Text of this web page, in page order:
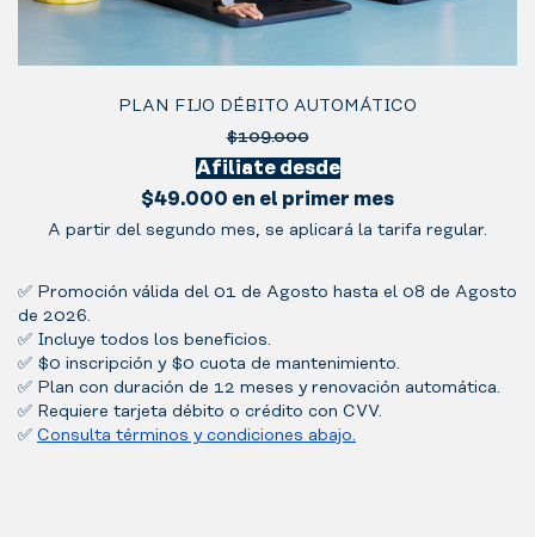
PLAN FIJO DÉBITO AUTOMÁTICO
$109.000
Afiliate desde
$49.000 en el primer mes
A partir del segundo mes, se aplicará la tarifa regular.
✅ Promoción válida del 01 de Agosto hasta el 08 de Agosto
de 2026.
✅ Incluye todos los beneficios.
✅ $0 inscripción y $0 cuota de mantenimiento.
✅ Plan con duración de 12 meses y renovación automática.
✅ Requiere tarjeta débito o crédito con CVV.
✅ Consulta términos y condiciones abajo.